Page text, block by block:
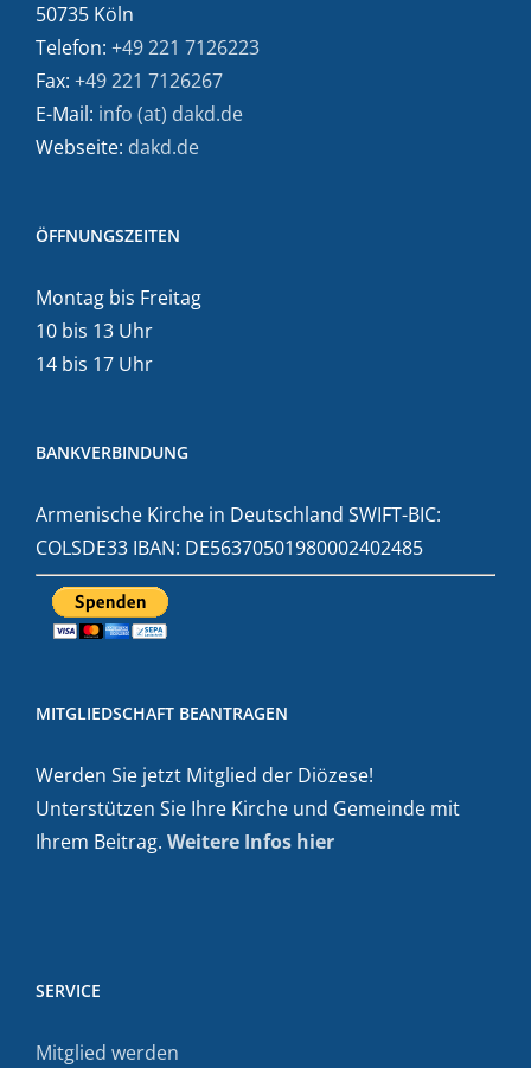
50735 Köln
Telefon: +49 221 7126223
Fax: +49 221 7126267
E-Mail: info (at) dakd.de
Webseite: dakd.de
ÖFFNUNGSZEITEN
Montag bis Freitag
10 bis 13 Uhr
14 bis 17 Uhr
BANKVERBINDUNG
Armenische Kirche in Deutschland SWIFT-BIC:
COLSDE33 IBAN: DE56370501980002402485
MITGLIEDSCHAFT BEANTRAGEN
Werden Sie jetzt Mitglied der Diözese!
Unterstützen Sie Ihre Kirche und Gemeinde mit
Ihrem Beitrag. Weitere Infos hier
SERVICE
Mitglied werden